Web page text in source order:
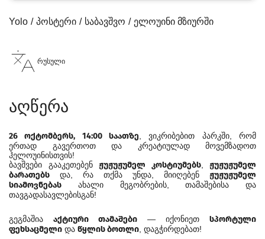
Yolo პოსტერი საბავშვო ელოუინი მზიურში
რუსული
აღწერა
26 ოქტომბერს, 14:00 საათზე, ვიკრიბებით პარკში, რომ
ერთად გავერთოთ და კრეატიულად მოვემზადოთ
ჰელოუინისთვის!
ბავშვები გააკეთებენ ჟუჟუჟუმელ კოსტიუმებს, ჟუჟუჟუმელ
ბარათებს და, რა თქმა უნდა, მიიღებენ ჟუჟუჟუმელ
სიამოვნებას ახალი მეგობრების, თამაშებისა და
თავგადასავლებისგან!
გეგმაშია აქტიური თამაშები — იქონიეთ სპორტული
ფეხსაცმელი და წყლის ბოთლი, დაგჭირდებათ!